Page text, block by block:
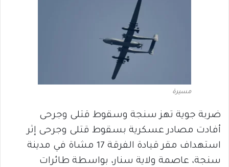
مسيرة
ضربة جوية تهز سنجة وسقوط قتلى وجرحى
أفادت مصادر عسكرية بسقوط قتلى وجرحى إثر
استهداف مقر قيادة الفرقة 17 مشاة في مدينة
سنجة، عاصمة ولاية سنار، بواسطة طائرات